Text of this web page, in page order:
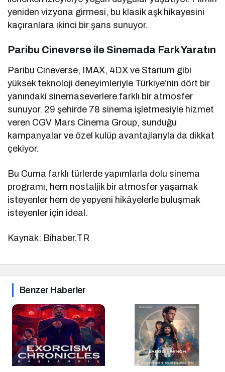
yeniden vizyona girmesi, bu klasik aşk hikayesini
kaçıranlara ikinci bir şans sunuyor.
Paribu Cineverse ile Sinemada Fark Yaratın
Paribu Cineverse, IMAX, 4DX ve Starium gibi
yüksek teknoloji deneyimleriyle Türkiye’nin dört bir
yanındaki sinemaseverlere farklı bir atmosfer
sunuyor. 29 şehirde 78 sinema işletmesiyle hizmet
veren CGV Mars Cinema Group, sunduğu
kampanyalar ve özel kulüp avantajlarıyla da dikkat
çekiyor.
Bu Cuma farklı türlerde yapımlarla dolu sinema
programı, hem nostaljik bir atmosfer yaşamak
isteyenler hem de yepyeni hikâyelerle buluşmak
isteyenler için ideal.
Kaynak: Bihaber.TR
Benzer Haberler